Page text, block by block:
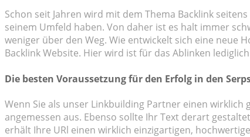
h
n
e
n
.
h
o
b
n
Schon seit Jahren wird mit dem Thema Backlink
seinem Umfeld haben. Von daher ist es halt immer
weniger über den Weg. Wie entwickelt sich eine neue
Backlink Website. Hier wird ist für das Ablinken
Die besten Voraussetzung für den Erfolg in den
Wenn Sie als unser Linkbuilding Partner einen
angemessen aus. Ebenso sollte Ihr Text derart
erhält Ihre URl einen wirklich einzigartigen,